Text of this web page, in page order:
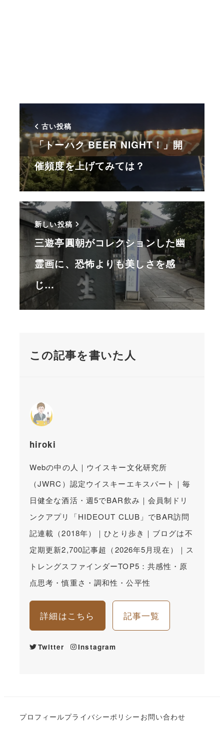
古い投稿
「トーハク BEER NIGHT！」開
催頻度を上げてみては？
新しい投稿
三遊亭圓朝がコレクションした幽
霊画に、恐怖よりも美しさを感
じ…
この記事を書いた人
hiroki
Webの中の人｜ウイスキー文化研究所
（JWRC）認定ウイスキーエキスパート｜毎
日健全な酒活・週5でBAR飲み｜会員制ドリ
ンクアプリ「HIDEOUT CLUB」でBAR訪問
記連載（2018年）｜ひとり歩き｜ブログは不
定期更新2,700記事超（2026年5月現在）｜ス
トレングスファインダーTOP5：共感性・原
点思考・慎重さ・調和性・公平性
詳細はこちら 記事一覧
Twitter Instagram
プロフィールプライバシーポリシー お問い合わせ